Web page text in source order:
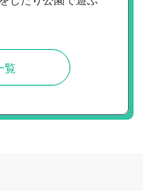
覧